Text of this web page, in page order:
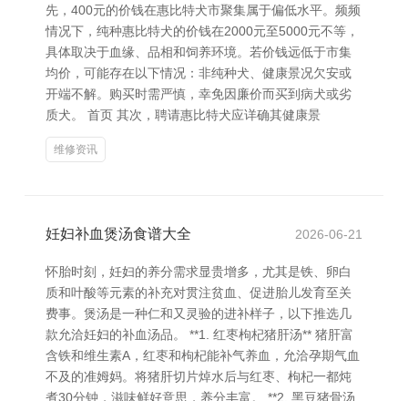
先，400元的价钱在惠比特犬市聚集属于偏低水平。频频
情况下，纯种惠比特犬的价钱在2000元至5000元不等，
具体取决于血缘、品相和饲养环境。若价钱远低于市集
均价，可能存在以下情况：非纯种犬、健康景况欠安或
开端不解。购买时需严慎，幸免因廉价而买到病犬或劣
质犬。 首页 其次，聘请惠比特犬应详确其健康景
维修资讯
妊妇补血煲汤食谱大全 2026-06-21
怀胎时刻，妊妇的养分需求显贵增多，尤其是铁、卵白
质和叶酸等元素的补充对贯注贫血、促进胎儿发育至关
费事。煲汤是一种仁和又灵验的进补样子，以下推选几
款允洽妊妇的补血汤品。 **1. 红枣枸杞猪肝汤** 猪肝富
含铁和维生素A，红枣和枸杞能补气养血，允洽孕期气血
不及的准姆妈。将猪肝切片焯水后与红枣、枸杞一都炖
煮30分钟，滋味鲜好意思，养分丰富。 **2. 黑豆猪骨汤